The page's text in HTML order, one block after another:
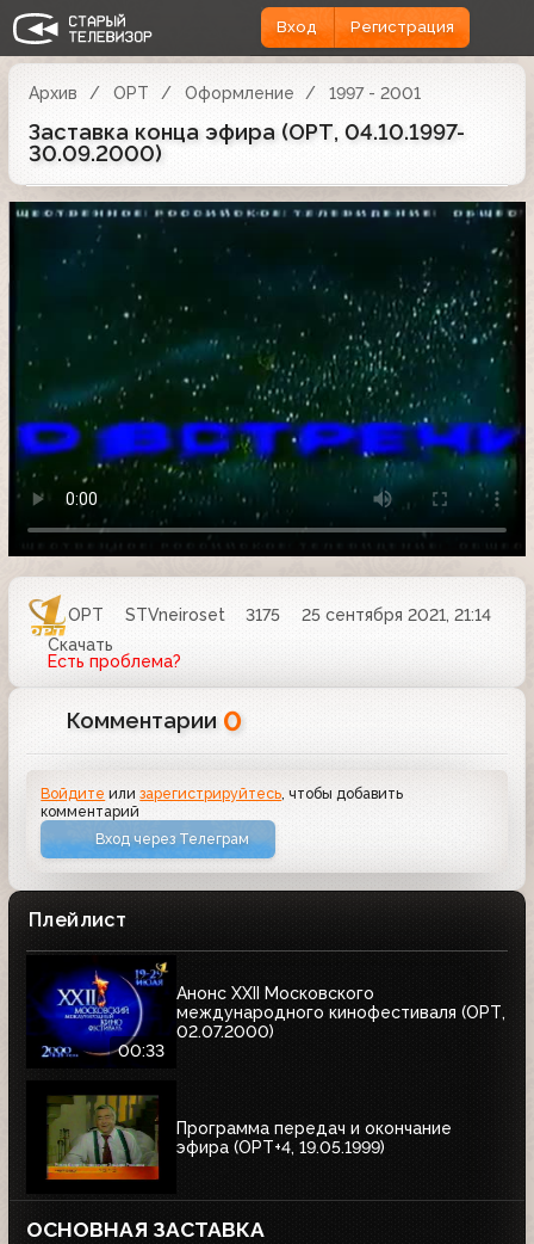
Вход Регистрация
Архив ОРТ Оформление 1997 - 2001
Заставка конца эфира (ОРТ, 04.10.1997-
30.09.2000)
ОРТ STVneiroset 3175
25 сентября 2021, 21:14
Скачать
Есть проблема?
Комментарии 0
Войдите илизарегистрируйтесь , чтобы добавить
комментарий
Вход через Телеграм
Плейлист
00:33
Анонс XXII Московского
международного кинофестиваля (ОРТ,
02.07.2000)
Программа передач и окончание
эфира (ОРТ+4, 19.05.1999)
ОСНОВНАЯ ЗАСТАВКА